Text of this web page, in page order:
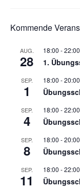
Kommende
AUG.
28
18:00 -22:00
1.
SEP.
1
18:00 -20:00
SEP.
4
18:00 -22:00
SEP.
8
18:00 -20:00
SEP.
11
18:00 -22:00